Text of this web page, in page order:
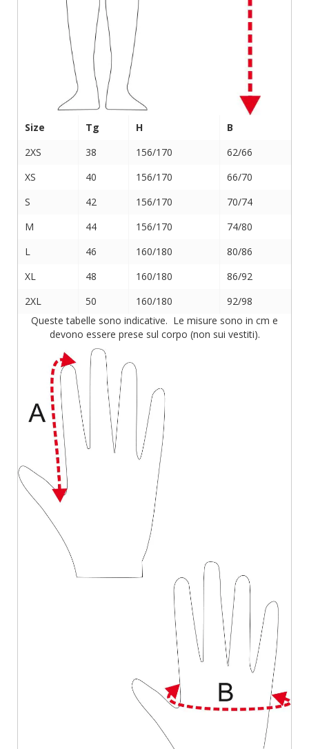
Size Tg H
B
2XS
38 156/170
62/66
XS
40 156/170
66/70
S
42 156/170
70/74
M
44 156/170
74/80
L
46 160/180
80/86
XL
48 160/180
86/92
2XL
50 160/180
92/98
Queste tabelle sono indicative. Le misure sono in cm e
devono essere prese sul corpo (non sui vestiti).